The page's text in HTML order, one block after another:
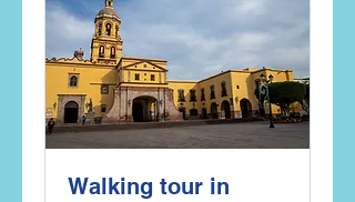
Walking tour in